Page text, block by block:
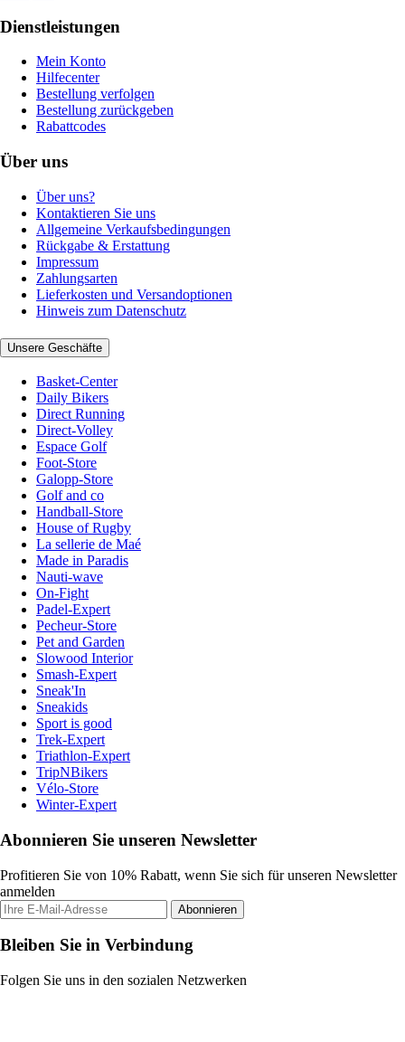
Dienstleistungen
Mein Konto
Hilfecenter
Bestellung verfolgen
Bestellung zurückgeben
Rabattcodes
Über uns
Über uns?
Kontaktieren Sie uns
Allgemeine Verkaufsbedingungen
Rückgabe & Erstattung
Impressum
Zahlungsarten
Lieferkosten und Versandoptionen
Hinweis zum Datenschutz
Unsere Geschäfte
Basket-Center
Daily Bikers
Direct Running
Direct-Volley
Espace Golf
Foot-Store
Galopp-Store
Golf and co
Handball-Store
House of Rugby
La sellerie de Maé
Made in Paradis
Nauti-wave
On-Fight
Padel-Expert
Pecheur-Store
Pet and Garden
Slowood Interior
Smash-Expert
Sneak'In
Sneakids
Sport is good
Trek-Expert
Triathlon-Expert
TripNBikers
Vélo-Store
Winter-Expert
Abonnieren Sie unseren Newsletter
Profitieren Sie von 10% Rabatt, wenn Sie sich für unseren Newsletter
anmelden
Abonnieren
Bleiben Sie in Verbindung
Folgen Sie uns in den sozialen Netzwerken